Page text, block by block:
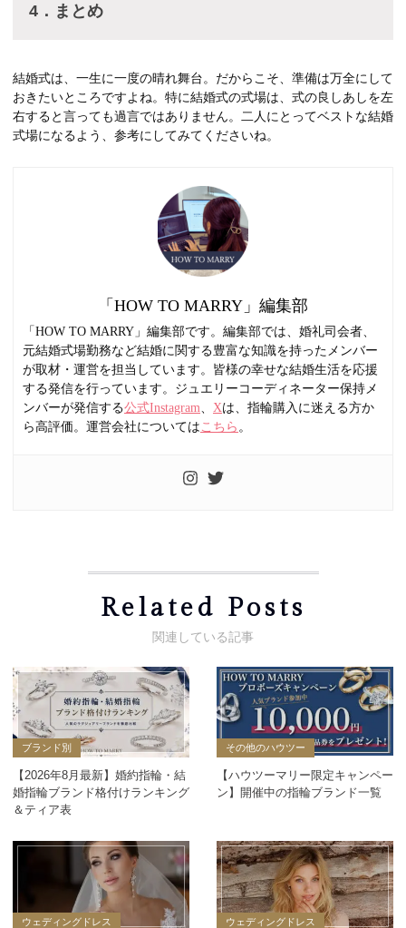
4 ．まとめ
結婚式は、一生に一度の晴れ舞台。だからこそ、準備は万全にして
おきたいところですよね。特に結婚式の式場は、式の良しあしを左
右すると言っても過言ではありません。二人にとってベストな結婚
式場になるよう、参考にしてみてくださいね。
「HOW TO MARRY」編集部
「HOW TO MARRY」編集部です。編集部では、婚礼司会者、
元結婚式場勤務など結婚に関する豊富な知識を持ったメンバー
が取材・運営を担当しています。皆様の幸せな結婚生活を応援
する発信を行っています。ジュエリーコーディネーター保持メ
ンバーが発信する公式Instagram Xは、指輪購入に迷える方か
ら高評価。運営会社については こちら 。
Related Posts
ブランド別
【2026年8月最新】婚約指輪・結
婚指輪ブランド格付けランキング
＆ティア表
その他のハウツー
【ハウツーマリー限定キャンペー
ン】開催中の指輪ブランド一覧
ウェディングドレス ウェディングドレス